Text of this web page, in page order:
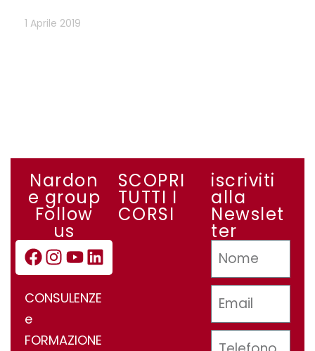
1 Aprile 2019
Nardon
e group
Follow
us
CONSULENZE
e
FORMAZIONE
SCOPRI
TUTTI I
CORSI
iscriviti
alla
Newslet
ter